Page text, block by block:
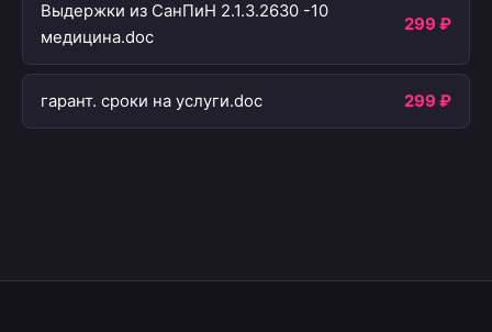
Выдержки из СанПиН 2.1.3.2630 -10
медицина.doc
299 ₽
гарант. сроки на услуги.doc 299 ₽